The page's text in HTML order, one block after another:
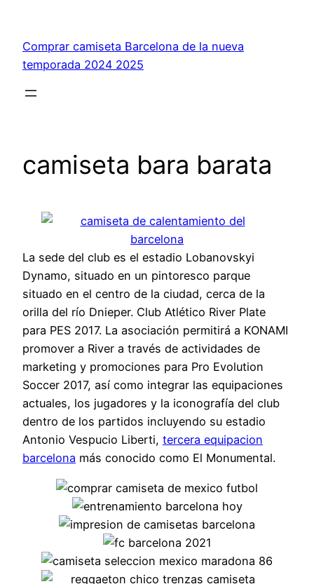
contenido
Comprar camiseta Barcelona de la nueva
temporada 2024 2025
camiseta bara barata
La sede del club es el estadio Lobanovskyi
Dynamo, situado en un pintoresco parque
situado en el centro de la ciudad, cerca de la
orilla del río Dnieper. Club Atlético River Plate
para PES 2017. La asociación permitirá a KONAMI
promover a River a través de actividades de
marketing y promociones para Pro Evolution
Soccer 2017, así como integrar las equipaciones
actuales, los jugadores y la iconografía del club
dentro de los partidos incluyendo su estadio
Antonio Vespucio Liberti, tercera equipacion
barcelona más conocido como El Monumental.